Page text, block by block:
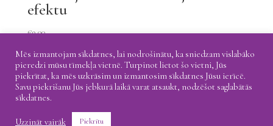
efektu
€9.00
Atgriešana Piegāde Privātuma politika
Mēs izmantojam sīkdatnes, lai nodrošinātu, ka sniedzam vislabāko
pieredzi mūsu tīmekļa vietnē. Turpinot lietot šo vietni, Jūs
piekrītat, ka mēs uzkrāsim un izmantosim sīkdatnes Jūsu ierīcē.
Savu piekrišanu Jūs jebkurā laikā varat atsaukt, nodzēšot saglabātās
sīkdatnes.
Uzzināt vairāk Piekrītu